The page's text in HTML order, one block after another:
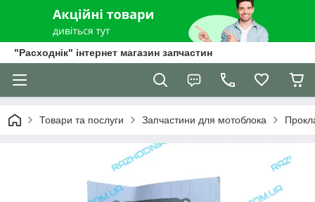
"Расходнік" інтернет магазин запчастин
Товари та послуги Запчастини для мотоблока